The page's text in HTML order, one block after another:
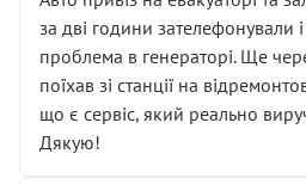
чіткого пояснення
( ну все зняли та доробили)
Окремий момент, який
мені заявили, що бачок
міняти разом із головним
за дві години зателефонували
проблема в генераторі. Ще
поїхав зі станції на
що є сервіс, який реально
Дякую!